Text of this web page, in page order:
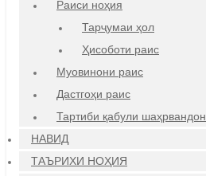
Раиси ноҳия
Тарҷумаи ҳол
Ҳисоботи раис
Муовинони раис
Дастгоҳи раис
Тартиби қабули шаҳрвандон
НАВИД
ТАЪРИХИ НОҲИЯ